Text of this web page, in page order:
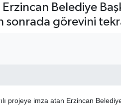
Belediye
sonrada görevini
projeye imza atan Erzincan